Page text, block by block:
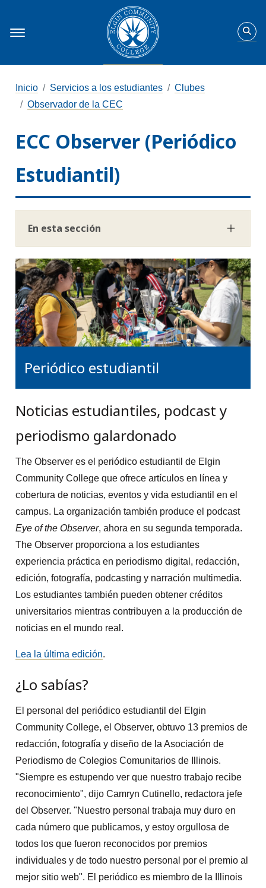
Inicio Servicios a los estudiantes
Clubes
Observador de la CEC
ECC Observer (Periódico
Estudiantil)
En esta sección
Periódico estudiantil
Noticias estudiantiles, podcast y
periodismo galardonado
The Observer es el periódico estudiantil de Elgin
Community College que ofrece artículos en línea y
cobertura de noticias, eventos y vida estudiantil en el
campus. La organización también produce el podcast
Eye of the Observer, ahora en su segunda temporada.
The Observer proporciona a los estudiantes
experiencia práctica en periodismo digital, redacción,
edición, fotografía, podcasting y narración multimedia.
Los estudiantes también pueden obtener créditos
universitarios mientras contribuyen a la producción de
noticias en el mundo real.
Lea la última edición.
¿Lo sabías?
El personal del periódico estudiantil del Elgin
Community College, el Observer, obtuvo 13 premios de
redacción, fotografía y diseño de la Asociación de
Periodismo de Colegios Comunitarios de Illinois.
"Siempre es estupendo ver que nuestro trabajo recibe
reconocimiento", dijo Camryn Cutinello, redactora jefe
del Observer. "Nuestro personal trabaja muy duro en
cada número que publicamos, y estoy orgullosa de
todos los que fueron reconocidos por premios
individuales y de todo nuestro personal por el premio al
mejor sitio web". El periódico es miembro de la Illinois